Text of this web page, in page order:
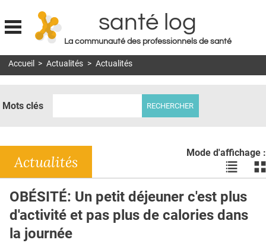
Jump to navigation
santé log
La communauté des professionnels de santé
MON COMPTE
DOSSIERS
RÉSEAUX
E-REVUE SAD
THÉMA
Accueil > Actualités > Actualités
Mots clés
Mode d'affichage :
Voir
les
en
liste
les
Actualités
OBÉSITÉ: Un petit déjeuner c'est plus
d'activité et pas plus de calories dans
la journée